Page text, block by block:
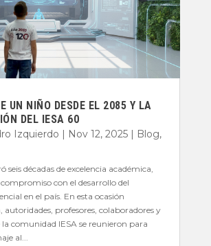
UN NIÑO DESDE EL 2085 Y LA
DEL IESA 60
Izquierdo Nov 12, 2025| Blog,
seis décadas de excelencia académica,
con el desarrollo del
en el país. En esta ocasión
profesores, colaboradores y
comunidad IESA se reunieron para
al...